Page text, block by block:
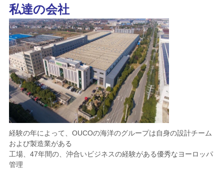
私達の会社
経験の年によって、OUCOの海洋のグループは自身の設計チーム
および製造業がある
工場、47年間の、沖合いビジネスの経験がある優秀なヨーロッパ
管理